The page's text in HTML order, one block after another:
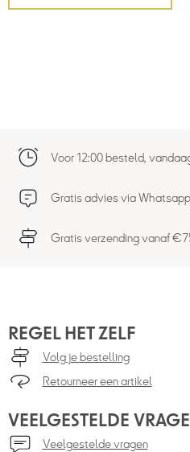
Voor 12:00 besteld,
Gratis advies via
Gratis verzending vanaf
REGEL HET ZELF
Volg je bestelling
Retourneer een artikel
VEELGESTELDE
Veelgestelde vragen